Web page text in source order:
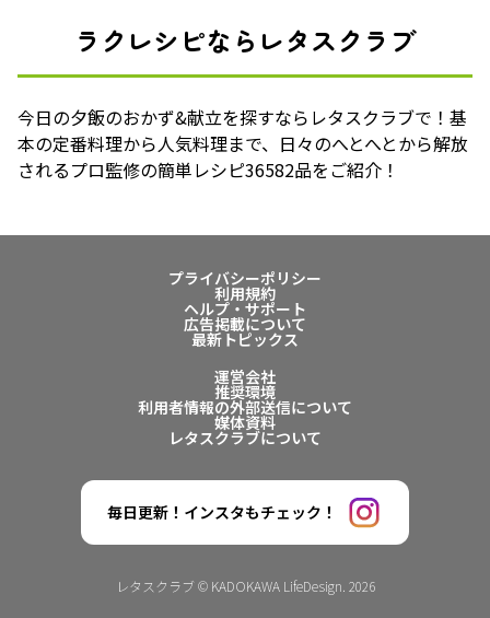
ラクレシピならレタスクラブ
今日の夕飯のおかず&献立を探すならレタスクラブで！基
本の定番料理から人気料理まで、日々のへとへとから解放
されるプロ監修の簡単レシピ36582品をご紹介！
プライバシーポリシー
利用規約
ヘルプ・サポート
広告掲載について
最新トピックス
運営会社
推奨環境
利用者情報の外部送信について
媒体資料
レタスクラブについて
毎日更新！インスタもチェック！
レタスクラブ © KADOKAWA LifeDesign. 2026